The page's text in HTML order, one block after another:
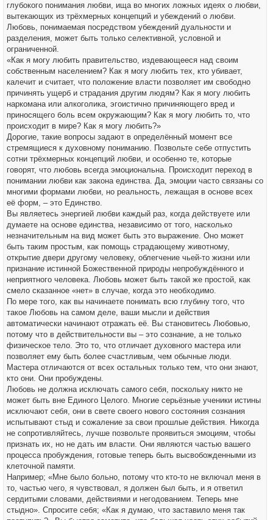
глубокого понимания любви, ища во многих ложных идеях о любви,
вытекающих из трёхмерных концепций и убеждений о любви.
Любовь, понимаемая посредством убеждений дуальности и
разделения, может быть только селективной, условной и
ограниченной.
«Как я могу любить правительство, издевающееся над своим
собственным населением? Как я могу любить тех, кто убивает,
калечит и считает, что положение власти позволяет им свободно
причинять ущерб и страдания другим людям? Как я могу любить
наркомана или алкоголика, эгоистично причиняющего вред и
приносящего боль всем окружающим? Как я могу любить то, что
происходит в мире? Как я могу любить?»
Дорогие, такие вопросы задают в определённый момент все
стремящиеся к духовному пониманию. Позвольте себе отпустить
сотни трёхмерных концепций любви, и особенно те, которые
говорят, что любовь всегда эмоциональна. Происходит переход в
понимании любви как закона единства. Да, эмоции часто связаны со
многими формами любви, но реальность, лежащая в основе всех
её форм, – это Единство.
Вы являетесь энергией любви каждый раз, когда действуете или
думаете на основе единства, независимо от того, насколько
незначительным на вид может быть это выражение. Оно может
быть таким простым, как помощь страдающему животному,
открытие двери другому человеку, облегчение чьей-то жизни или
признание истинной Божественной природы непробуждённого и
неприятного человека. Любовь может быть такой же простой, как
смело сказанное «нет» в случае, когда это необходимо.
По мере того, как вы начинаете понимать всю глубину того, что
такое Любовь на самом деле, ваши мысли и действия
автоматически начинают отражать её. Вы становитесь Любовью,
потому что в действительности вы – это сознание, а не только
физическое тело. Это то, что отличает духовного мастера или
позволяет ему быть более счастливым, чем обычные люди.
Мастера отличаются от всех остальных только тем, что они знают,
кто они. Они пробуждены.
Любовь не должна исключать самого себя, поскольку никто не
может быть вне Единого Целого. Многие серьёзные ученики истины
исключают себя, они в свете своего нового состояния сознания
испытывают стыд и сожаление за свои прошлые действия. Никогда
не сопротивляйтесь, лучше позвольте проявиться эмоциям, чтобы
признать их, но не дать им власти. Они являются частью вашего
процесса пробуждения, готовые теперь быть высвобожденными из
клеточной памяти.
Например; «Мне было больно, потому что кто-то не включал меня в
то, частью чего, я чувствовал, я должен был быть, и я ответил
сердитыми словами, действиями и негодованием. Теперь мне
стыдно». Спросите себя; «Как я думаю, что заставило меня так